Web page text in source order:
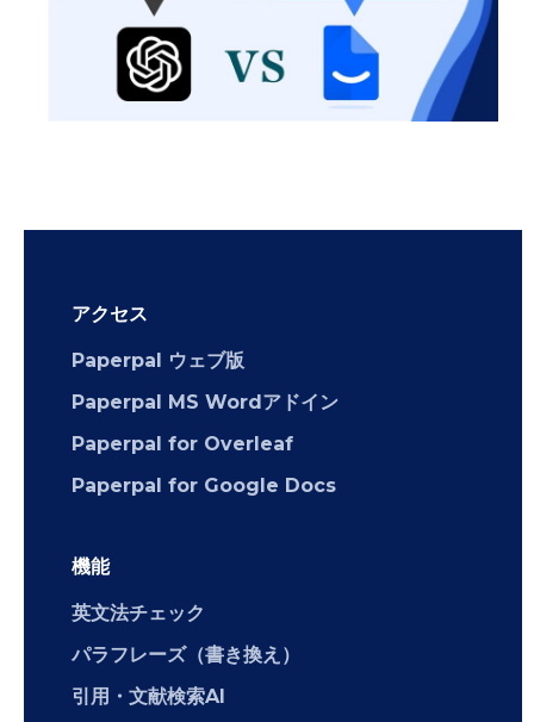
アクセス
Paperpal ウェブ版
Paperpal MS Wordアドイン
Paperpal for Overleaf
Paperpal for Google Docs
機能
英文法チェック
パラフレーズ（書き換え）
引用・文献検索AI